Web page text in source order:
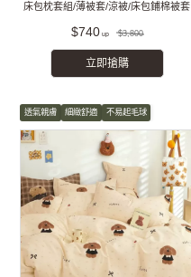
床包枕套組/薄被套/涼被/床包鋪棉被套
$740 $3,800
立即搶購
透氣親膚 細緻舒適 不易起毛球